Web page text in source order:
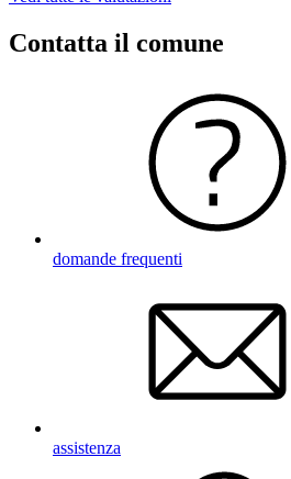
Contatta il comune
domande frequenti
assistenza